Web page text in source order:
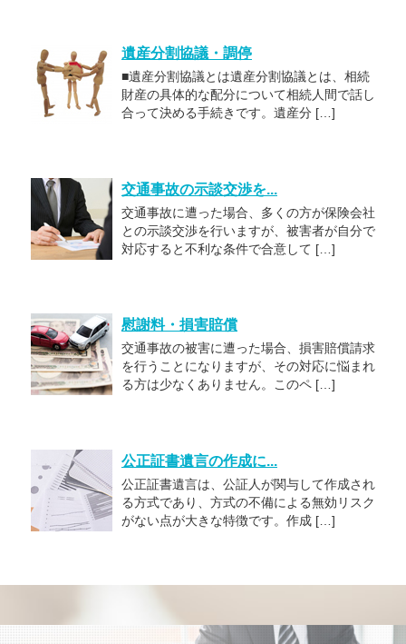
遺産分割協議・調停
■遺産分割協議とは遺産分割協議とは、相続
財産の具体的な配分について相続人間で話し
合って決める手続きです。遺産分 […]
交通事故の示談交渉を...
交通事故に遭った場合、多くの方が保険会社
との示談交渉を行いますが、被害者が自分で
対応すると不利な条件で合意して […]
慰謝料・損害賠償
交通事故の被害に遭った場合、損害賠償請求
を行うことになりますが、その対応に悩まれ
る方は少なくありません。このペ […]
公正証書遺言の作成に...
公正証書遺言は、公証人が関与して作成され
る方式であり、方式の不備による無効リスク
がない点が大きな特徴です。作成 […]